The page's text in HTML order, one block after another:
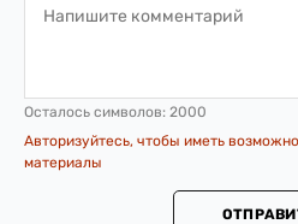
Осталось символов: 2000
Авторизуйтесь, чтобы иметь
материалы